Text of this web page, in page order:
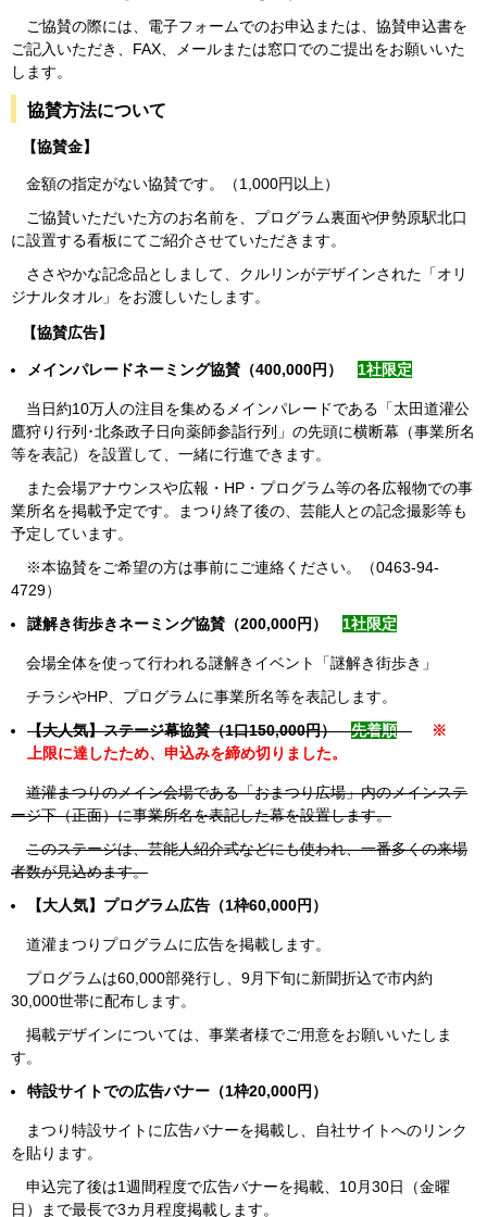
ご協賛の際には、電子フォームでのお申込または、協賛申込書を
ご記入いただき、FAX、メールまたは窓口でのご提出をお願いいた
します。
協賛方法について
【協賛金】
金額の指定がない協賛です。（1,000円以上）
ご協賛いただいた方のお名前を、プログラム裏面や伊勢原駅北口
に設置する看板にてご紹介させていただきます。
ささやかな記念品としまして、クルリンがデザインされた「オリ
ジナルタオル」をお渡しいたします。
【協賛広告】
メインパレードネーミング協賛（400,000円） 1社限定
当日約10万人の注目を集めるメインパレードである「太田道灌公
鷹狩り行列･北条政子日向薬師参詣行列」の先頭に横断幕（事業所名
等を表記）を設置して、一緒に行進できます。
また会場アナウンスや広報・HP・プログラム等の各広報物での事
業所名を掲載予定です。まつり終了後の、芸能人との記念撮影等も
予定しています。
※本協賛をご希望の方は事前にご連絡ください。（0463-94-
4729）
謎解き街歩きネーミング協賛（200,000円） 1社限定
会場全体を使って行われる謎解きイベント「謎解き街歩き」
チラシやHP、プログラムに事業所名等を表記します。
【大人気】ステージ幕協賛（1口150,000円）先着順
※
上限に達したため、申込みを締め切りました。
道灌まつりのメイン会場である「おまつり広場」内のメインステ
ージ下（正面）に事業所名を表記した幕を設置します。
このステージは、芸能人紹介式などにも使われ、一番多くの来場
者数が見込めます。
【大人気】プログラム広告（1枠60,000円）
道灌まつりプログラムに広告を掲載します。
プログラムは60,000部発行し、9月下旬に新聞折込で市内約
30,000世帯に配布します。
掲載デザインについては、事業者様でご用意をお願いいたしま
す。
特設サイトでの広告バナー（1枠20,000円）
まつり特設サイトに広告バナーを掲載し、自社サイトへのリンク
を貼ります。
申込完了後は1週間程度で広告バナーを掲載、10月30日（金曜
日）まで最長で3カ月程度掲載します。